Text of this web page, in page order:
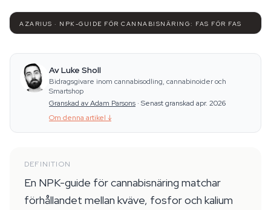
AZARIUS · NPK-GUIDE FÖR CANNABISNÄRING: FAS FÖR FAS
Av Luke Sholl
Bidragsgivare inom cannabisodling, cannabinoider och
Smartshop
Granskad av Adam Parsons · Senast granskad apr. 2026
Om denna artikel ↓
DEFINITION
En NPK-guide för cannabisnäring matchar
förhållandet mellan kväve, fosfor och kalium